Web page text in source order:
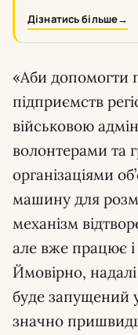
Дізнатись більше→
«Аби допомогти
підприємств
військовою
волонтерами та
організаціями
машину для
механізм
але вже працює і
Ймовірно,
буде запущений
значно